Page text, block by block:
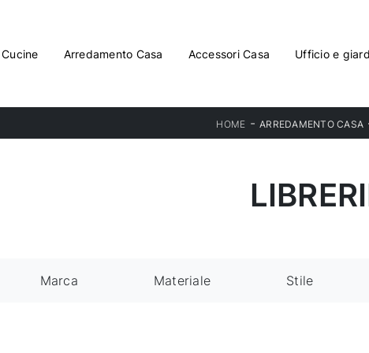
Cucine Arredamento Casa Accessori Casa Ufficio e
HOME - ARREDAMENTO CASA
Marca Materiale Stile